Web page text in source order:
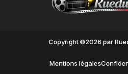
Copyright ©2026 par
Mentions légales